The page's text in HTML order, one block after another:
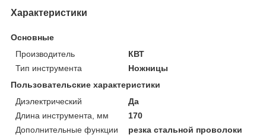
Характеристики
Основные
Производитель
КВТ
Тип инструмента
Ножницы
Пользовательские характеристики
Диэлектрический
Да
Длина инструмента, мм
170
Дополнительные функции
резка стальной проволоки